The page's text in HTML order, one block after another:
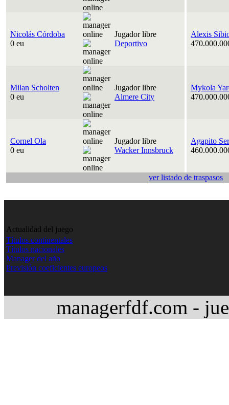
Nicolás Córdoba
0 eu
Jugador libre
Deportivo
Alexis
Milan Scholten
0 eu
Jugador libre
Almere City
Mykola
Cornel Ola
0 eu
Jugador libre
Wacker Innsbruck
Agapito
ver listado de traspasos
Actualidad del juego
Títulos continentales
Títulos nacionales
Manager del año
Previsión coeficientes europeos
managerfdf.com -